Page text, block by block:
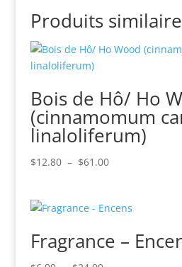
Produits
Bois de Hô/ Ho
(cinnamomum
linaloliferum)
$12.80 – $61.00Plage
$12.80
$61.00
Fragrance –